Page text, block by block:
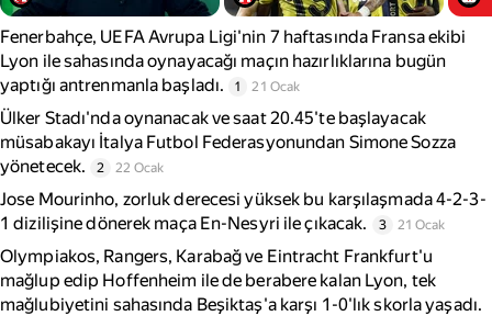
Fenerbahçe, UEFA Avrupa Ligi'nin 7 haftasında Fransa ekibi
Lyon ile sahasında oynayacağı maçın hazırlıklarına bugün
yaptığı antrenmanla başladı.
1 21 Ocak
Ülker Stadı'nda oynanacak ve saat 20.45'te başlayacak
müsabakayı İtalya Futbol Federasyonundan Simone Sozza
yönetecek.
2 22 Ocak
Jose Mourinho, zorluk derecesi yüksek bu karşılaşmada 4-2-3-
1 dizilişine dönerek maça En-Nesyri ile çıkacak.
3 21 Ocak
Olympiakos, Rangers, Karabağ ve Eintracht Frankfurt'u
mağlup edip Hoffenheim ile de berabere kalan Lyon, tek
mağlubiyetini sahasında Beşiktaş'a karşı 1-0'lık skorla yaşadı.